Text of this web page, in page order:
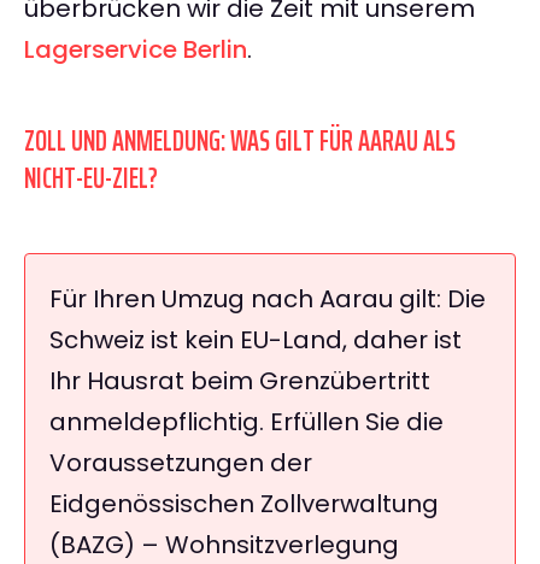
überbrücken wir die Zeit mit unserem
Lagerservice Berlin.
ZOLL UND ANMELDUNG: WAS GILT FÜR AARAU ALS
NICHT-EU-ZIEL?
Für Ihren Umzug nach Aarau gilt: Die
Schweiz ist kein EU-Land, daher ist
Ihr Hausrat beim Grenzübertritt
anmeldepflichtig. Erfüllen Sie die
Voraussetzungen der
Eidgenössischen Zollverwaltung
(BAZG) – Wohnsitzverlegung